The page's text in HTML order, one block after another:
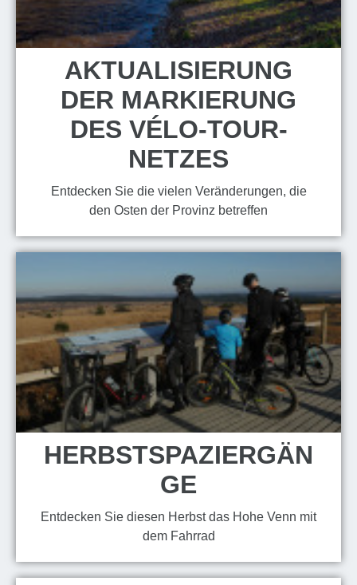
AKTUALISIERUNG
DER MARKIERUNG
DES VÉLO-TOUR-
NETZES
Entdecken Sie die vielen Veränderungen, die
den Osten der Provinz betreffen
HERBSTSPAZIERGÄN
GE
Entdecken Sie diesen Herbst das Hohe Venn mit
dem Fahrrad